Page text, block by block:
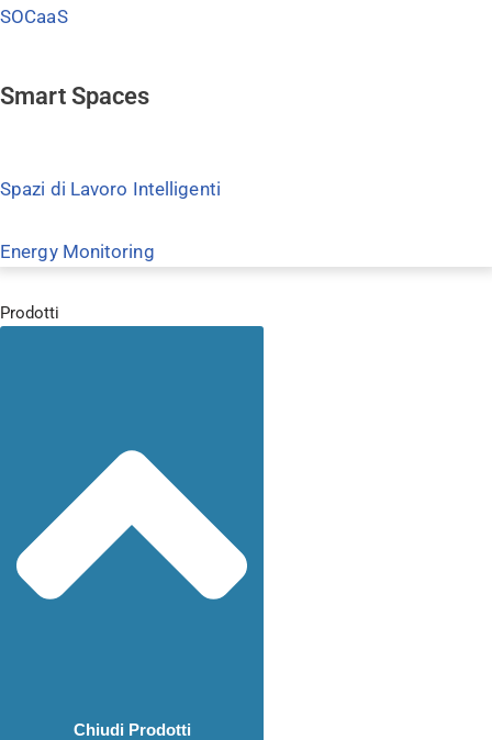
SOCaaS
Smart Spaces
Spazi di Lavoro Intelligenti
Energy Monitoring
Prodotti
Chiudi Prodotti